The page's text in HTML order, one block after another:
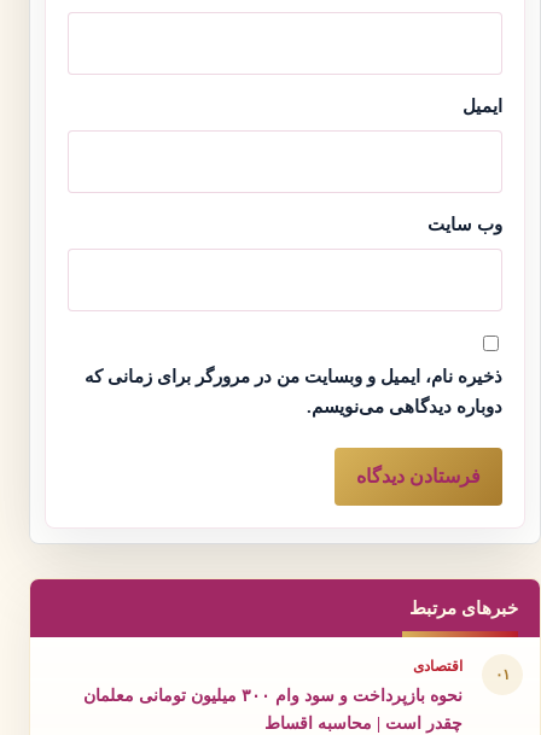
ایمیل
وب‌ سایت
ذخیره نام، ایمیل و وبسایت من در مرورگر برای زمانی که
دوباره دیدگاهی می‌نویسم.
خبرهای مرتبط
۰۱ اقتصادی
نحوه بازپرداخت و سود وام ۳۰۰ میلیون تومانی معلمان
چقدر است | محاسبه اقساط